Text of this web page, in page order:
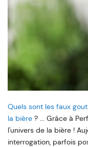
Quels sont les faux
la bière ? ... Grâce à
l'univers de la bière !
interrogation, parfois